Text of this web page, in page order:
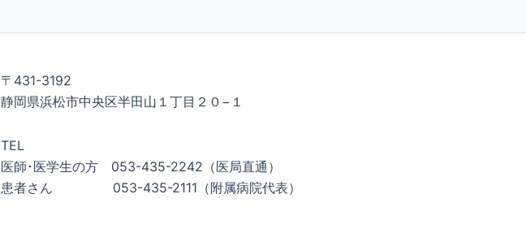
〒431-3192
静岡県浜松市中央区半田山１丁目２０−１
TEL
医師･医学生の方 053-435-2242（医局直通）
患者さん 053-435-2111（附属病院代表）